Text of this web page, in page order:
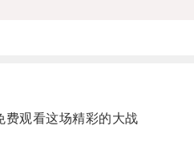
观看这场精彩的大战